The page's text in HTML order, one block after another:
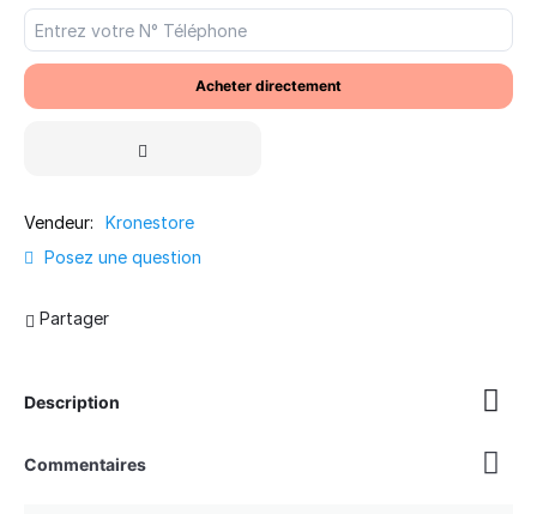
Acheter directement
Vendeur:
Kronestore
Posez une question
Partager
Description
Commentaires